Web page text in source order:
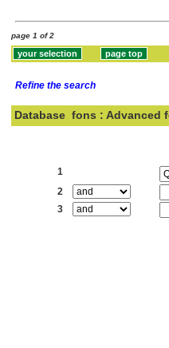
page 1 of 2
Refine the search
Database fons : Advanced
1
2
3